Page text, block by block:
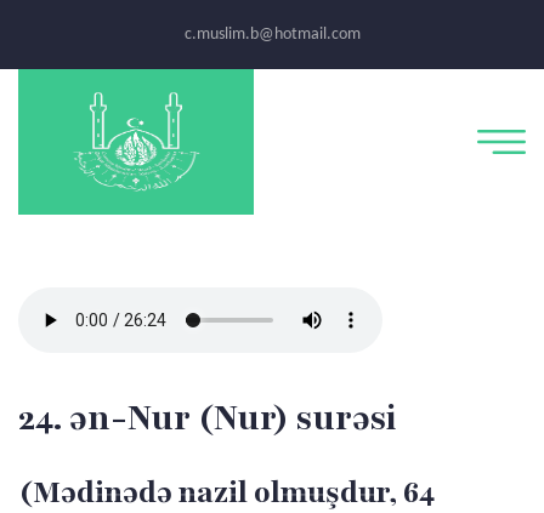
c.muslim.b@hotmail.com
24. ən-Nur (Nur) surəsi
(Mədinədə nazil olmuşdur, 64